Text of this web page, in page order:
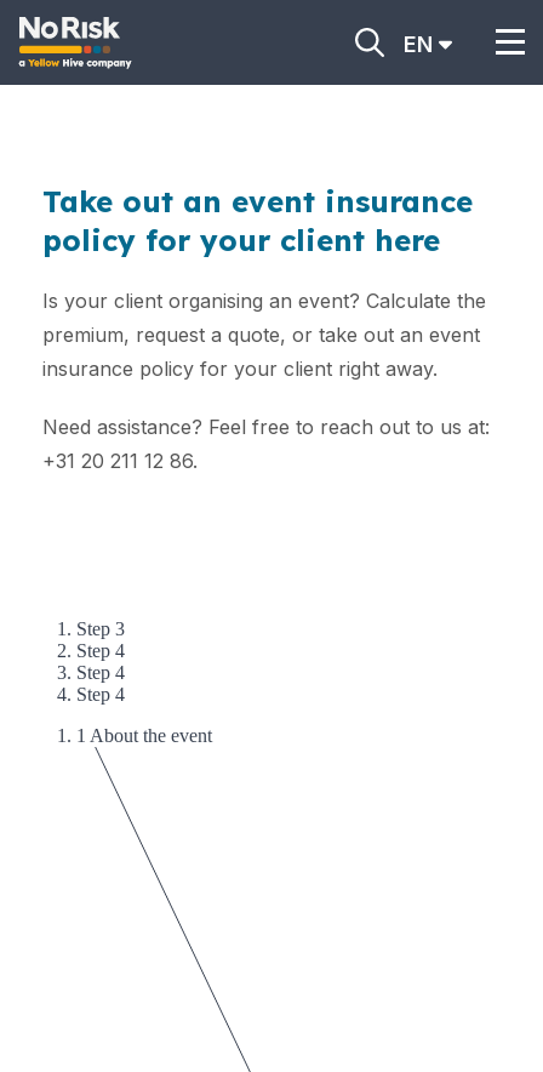
EN
Take out an event insurance
policy for your client here
Is your client organising an event? Calculate the
premium, request a quote, or take out an event
insurance policy for your client right away.
Need assistance? Feel free to reach out to us at:
+31 20 211 12 86.